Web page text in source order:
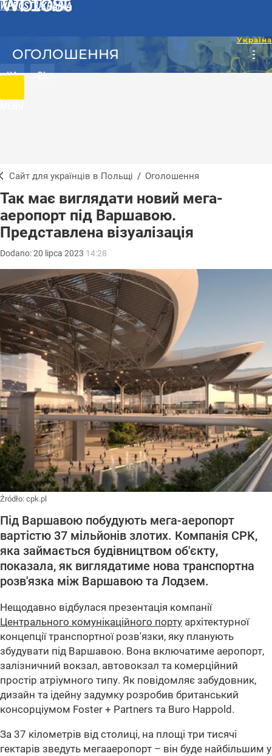
WPROST UKRAINA
UA PL
ОГОЛОШЕННЯ
Сайт для українців в Польщі / Оголошення
Так має виглядати новий мега-
аеропорт під Варшавою.
Представлена візуалізація
Dodano:20 lipca 2023 14:28
Źródło: cpk.pl
Під Варшавою побудують мега-аеропорт
вартістю 37 мільйонів злотих. Компанія CPK,
яка займається будівництвом об'єкту,
показала, як виглядатиме нова транспортна
розв'язка між Варшавою та Лодзем.
Нещодавно відбулася презентація компанії
Центрального комунікаційного порту архітектурної
концепції транспортної розв'язки, яку планують
збудувати під Варшавою. Вона включатиме аеропорт,
залізничний вокзал, автовокзал та комерційний
простір атріумного типу. Як повідомляє забудовник,
дизайн та ідейну задумку розробив британський
консорціумом Foster + Partners та Buro Happold.
За 37 кілометрів від столиці, на площі три тисячі
гектарів зведуть мегааеропорт – він буде найбільшим у